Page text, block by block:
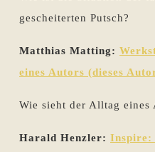
gescheiterten Putsch?
Matthias Matting:
eines Autors (dieses
Wie sieht der Alltag eines
Harald Henzler: Inspire: